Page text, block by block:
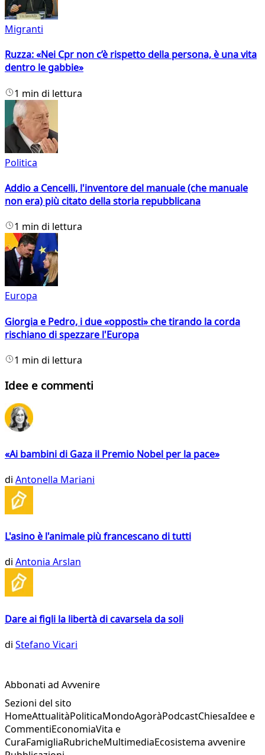
Migranti
Ruzza: «Nei Cpr non c’è rispetto della persona, è una vita
dentro le gabbie»
1 min di lettura
Politica
Addio a Cencelli, l'inventore del manuale (che manuale
non era) più citato della storia repubblicana
1 min di lettura
Europa
Giorgia e Pedro, i due «opposti» che tirando la corda
rischiano di spezzare l'Europa
1 min di lettura
Idee e commenti
«Ai bambini di Gaza il Premio Nobel per la pace»
di Antonella Mariani
L'asino è l'animale più francescano di tutti
di Antonia Arslan
Dare ai figli la libertà di cavarsela da soli
di Stefano Vicari
Abbonati ad Avvenire
Sezioni del sito
HomeAttualitàPoliticaMondoAgoràPodcastChiesaIdee e
CommentiEconomiaVita e
CuraFamigliaRubricheMultimediaEcosistema avvenire